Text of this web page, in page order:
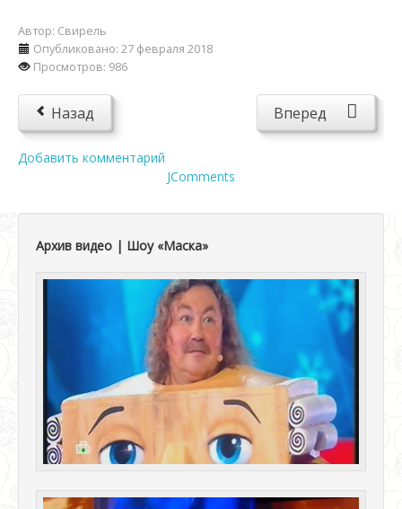
Автор: Свирель
Опубликовано: 27 февраля 2018
Просмотров: 986
Назад Вперед
Добавить комментарий
JComments
Архив видео | Шоу «Маска»